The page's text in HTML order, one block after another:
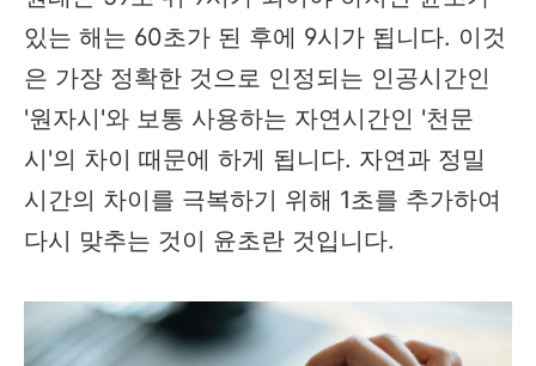
있는 해는 60초가 된 후에 9시가 됩니다. 이것
은 가장 정확한 것으로 인정되는 인공시간인
'원자시'와 보통 사용하는 자연시간인 '천문
시'의 차이 때문에 하게 됩니다. 자연과 정밀
시간의 차이를 극복하기 위해 1초를 추가하여
다시 맞추는 것이 윤초란 것입니다.